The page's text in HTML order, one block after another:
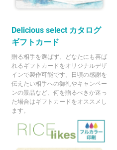
Delicious select カタログ
ギフトカード
贈る相手を選ばず、どなたにも喜ば
れるギフトカードをオリジナルデザ
インで製作可能です。日頃の感謝を
伝えたい相手への御礼やキャンペー
ンの景品など、何を贈るべきか迷っ
た場合はギフトカードをオススメし
ます。